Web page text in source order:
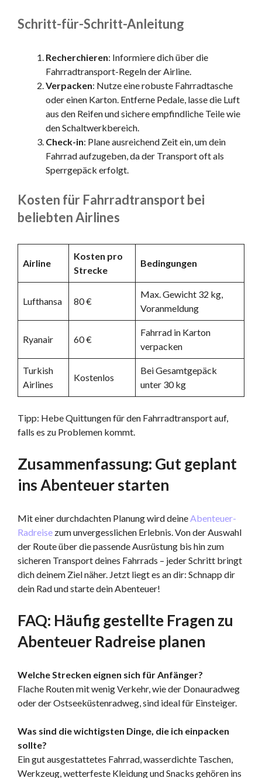
Schritt-für-Schritt-Anleitung
Recherchieren: Informiere dich über die
Fahrradtransport-Regeln der Airline.
Verpacken: Nutze eine robuste Fahrradtasche
oder einen Karton. Entferne Pedale, lasse die Luft
aus den Reifen und sichere empfindliche Teile wie
den Schaltwerkbereich.
Check-in: Plane ausreichend Zeit ein, um dein
Fahrrad aufzugeben, da der Transport oft als
Sperrgepäck erfolgt.
Kosten für Fahrradtransport bei
beliebten Airlines
Airline
Kosten pro
Strecke
Bedingungen
Lufthansa 80 €
Max. Gewicht 32 kg,
Voranmeldung
Ryanair 60 €
Fahrrad in Karton
verpacken
Turkish
Airlines
Kostenlos
Bei Gesamtgepäck
unter 30 kg
Tipp: Hebe Quittungen für den Fahrradtransport auf,
falls es zu Problemen kommt.
Zusammenfassung: Gut geplant
ins Abenteuer starten
Mit einer durchdachten Planung wird deineAbenteuer-
Radreise zum unvergesslichen Erlebnis. Von der Auswahl
der Route über die passende Ausrüstung bis hin zum
sicheren Transport deines Fahrrads – jeder Schritt bringt
dich deinem Ziel näher. Jetzt liegt es an dir: Schnapp dir
dein Rad und starte dein Abenteuer!
FAQ: Häufig gestellte Fragen zu
Abenteuer Radreise planen
Welche Strecken eignen sich für Anfänger?
Flache Routen mit wenig Verkehr, wie der Donauradweg
oder der Ostseeküstenradweg, sind ideal für Einsteiger.
Was sind die wichtigsten Dinge, die ich einpacken
sollte?
Ein gut ausgestattetes Fahrrad, wasserdichte Taschen,
Werkzeug, wetterfeste Kleidung und Snacks gehören ins